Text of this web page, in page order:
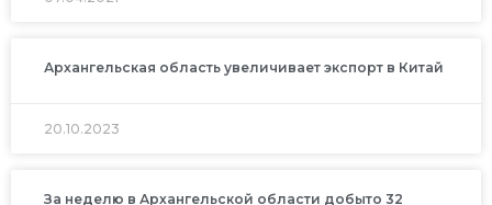
Архангельская область увеличивает экспорт в Китай
20.10.2023
За неделю в Архангельской области добыто 32